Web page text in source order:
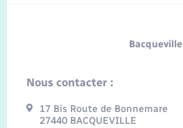
Bacqueville
Nous contacter :
17 Bis Route de Bonnemare
27440 BACQUEVILLE